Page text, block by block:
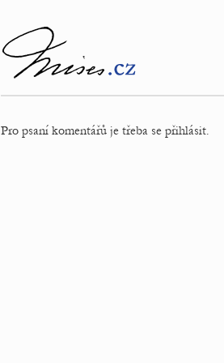
Pro psaní komentářů je třeba se přihlásit.